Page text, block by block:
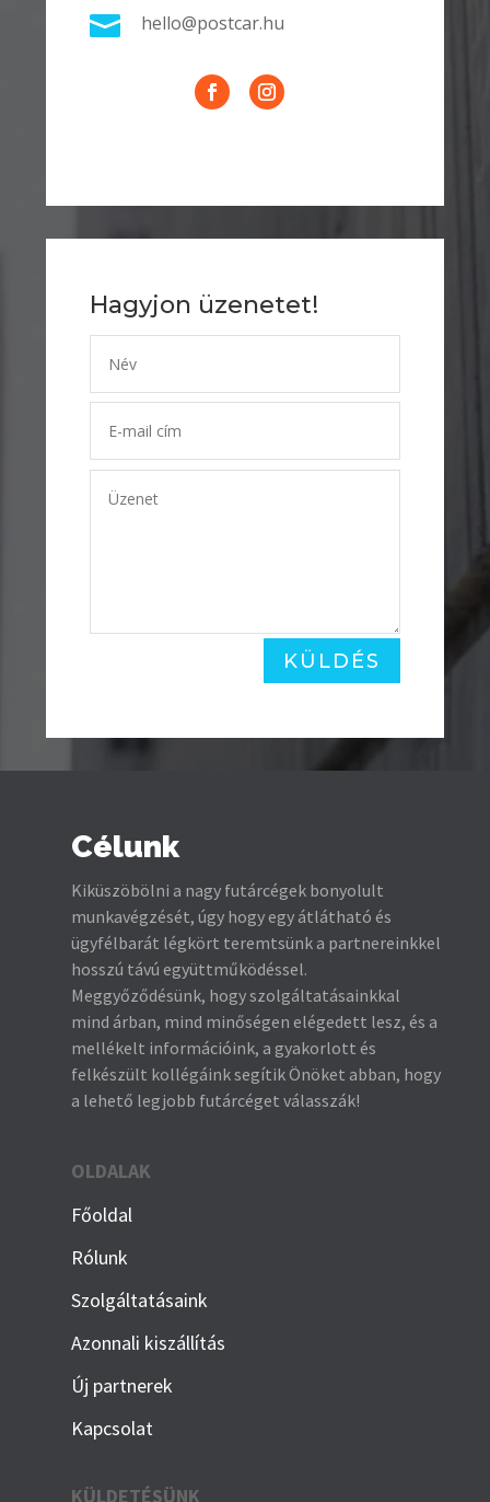
 hello@postcar.hu
Hagyjon üzenetet!
KÜLDÉS
Célunk
Kiküszöbölni a nagy futárcégek bonyolult
munkavégzését, úgy hogy egy átlátható és
ügyfélbarát légkört teremtsünk a partnereinkkel
hosszú távú együttműködéssel.
Meggyőződésünk, hogy szolgáltatásainkkal
mind árban, mind minőségen elégedett lesz, és a
mellékelt információink, a gyakorlott és
felkészült kollégáink segítik Önöket abban, hogy
a lehető legjobb futárcéget válasszák!
OLDALAK
Főoldal
Rólunk
Szolgáltatásaink
Azonnali kiszállítás
Új partnerek
Kapcsolat
KÜLDETÉSÜNK